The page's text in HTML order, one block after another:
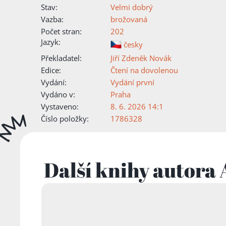
Stav:
Velmi dobrý
Vazba:
brožovaná
Počet stran:
202
Jazyk:
česky
Překladatel:
Jiří Zdeněk Novák
Edice:
Čtení na dovolenou
Vydání:
Vydání první
Vydáno v:
Praha
Vystaveno:
8. 6. 2026 14:1
Číslo položky:
1786328
Další knihy autora